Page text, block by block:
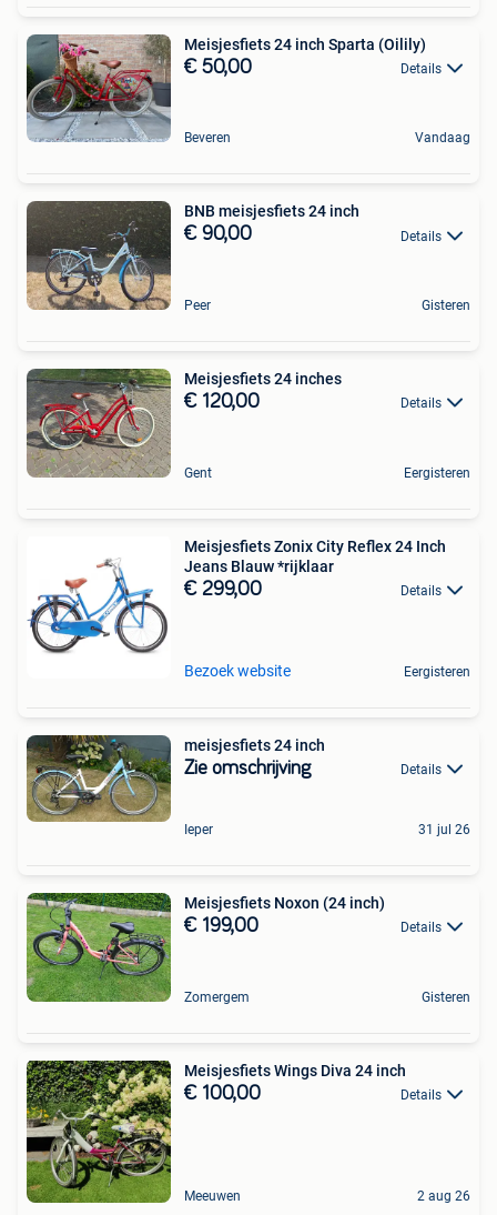
Meisjesfiets 24 inch Sparta (Oilily)
€ 50,00 Details
Beveren Vandaag
BNB meisjesfiets 24 inch
€ 90,00 Details
Peer Gisteren
Meisjesfiets 24 inches
€ 120,00 Details
Gent Eergisteren
Meisjesfiets Zonix City Reflex 24 Inch
Jeans Blauw *rijklaar
€ 299,00 Details
Bezoek website Eergisteren
meisjesfiets 24 inch
Zie omschrijving Details
Ieper 31 jul 26
Meisjesfiets Noxon (24 inch)
€ 199,00 Details
Zomergem Gisteren
Meisjesfiets Wings Diva 24 inch
€ 100,00 Details
Meeuwen 2 aug 26